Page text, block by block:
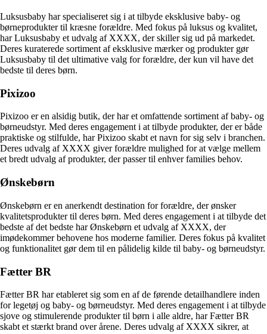
Luksusbaby har specialiseret sig i at tilbyde eksklusive baby- og
børneprodukter til kræsne forældre. Med fokus på luksus og kvalitet,
har Luksusbaby et udvalg af XXXX, der skiller sig ud på markedet.
Deres kuraterede sortiment af eksklusive mærker og produkter gør
Luksusbaby til det ultimative valg for forældre, der kun vil have det
bedste til deres børn.
Pixizoo
Pixizoo er en alsidig butik, der har et omfattende sortiment af baby- og
børneudstyr. Med deres engagement i at tilbyde produkter, der er både
praktiske og stilfulde, har Pixizoo skabt et navn for sig selv i branchen.
Deres udvalg af XXXX giver forældre mulighed for at vælge mellem
et bredt udvalg af produkter, der passer til enhver families behov.
Ønskebørn
Ønskebørn er en anerkendt destination for forældre, der ønsker
kvalitetsprodukter til deres børn. Med deres engagement i at tilbyde det
bedste af det bedste har Ønskebørn et udvalg af XXXX, der
imødekommer behovene hos moderne familier. Deres fokus på kvalitet
og funktionalitet gør dem til en pålidelig kilde til baby- og børneudstyr.
Fætter BR
Fætter BR har etableret sig som en af de førende detailhandlere inden
for legetøj og baby- og børneudstyr. Med deres engagement i at tilbyde
sjove og stimulerende produkter til børn i alle aldre, har Fætter BR
skabt et stærkt brand over årene. Deres udvalg af XXXX sikrer, at